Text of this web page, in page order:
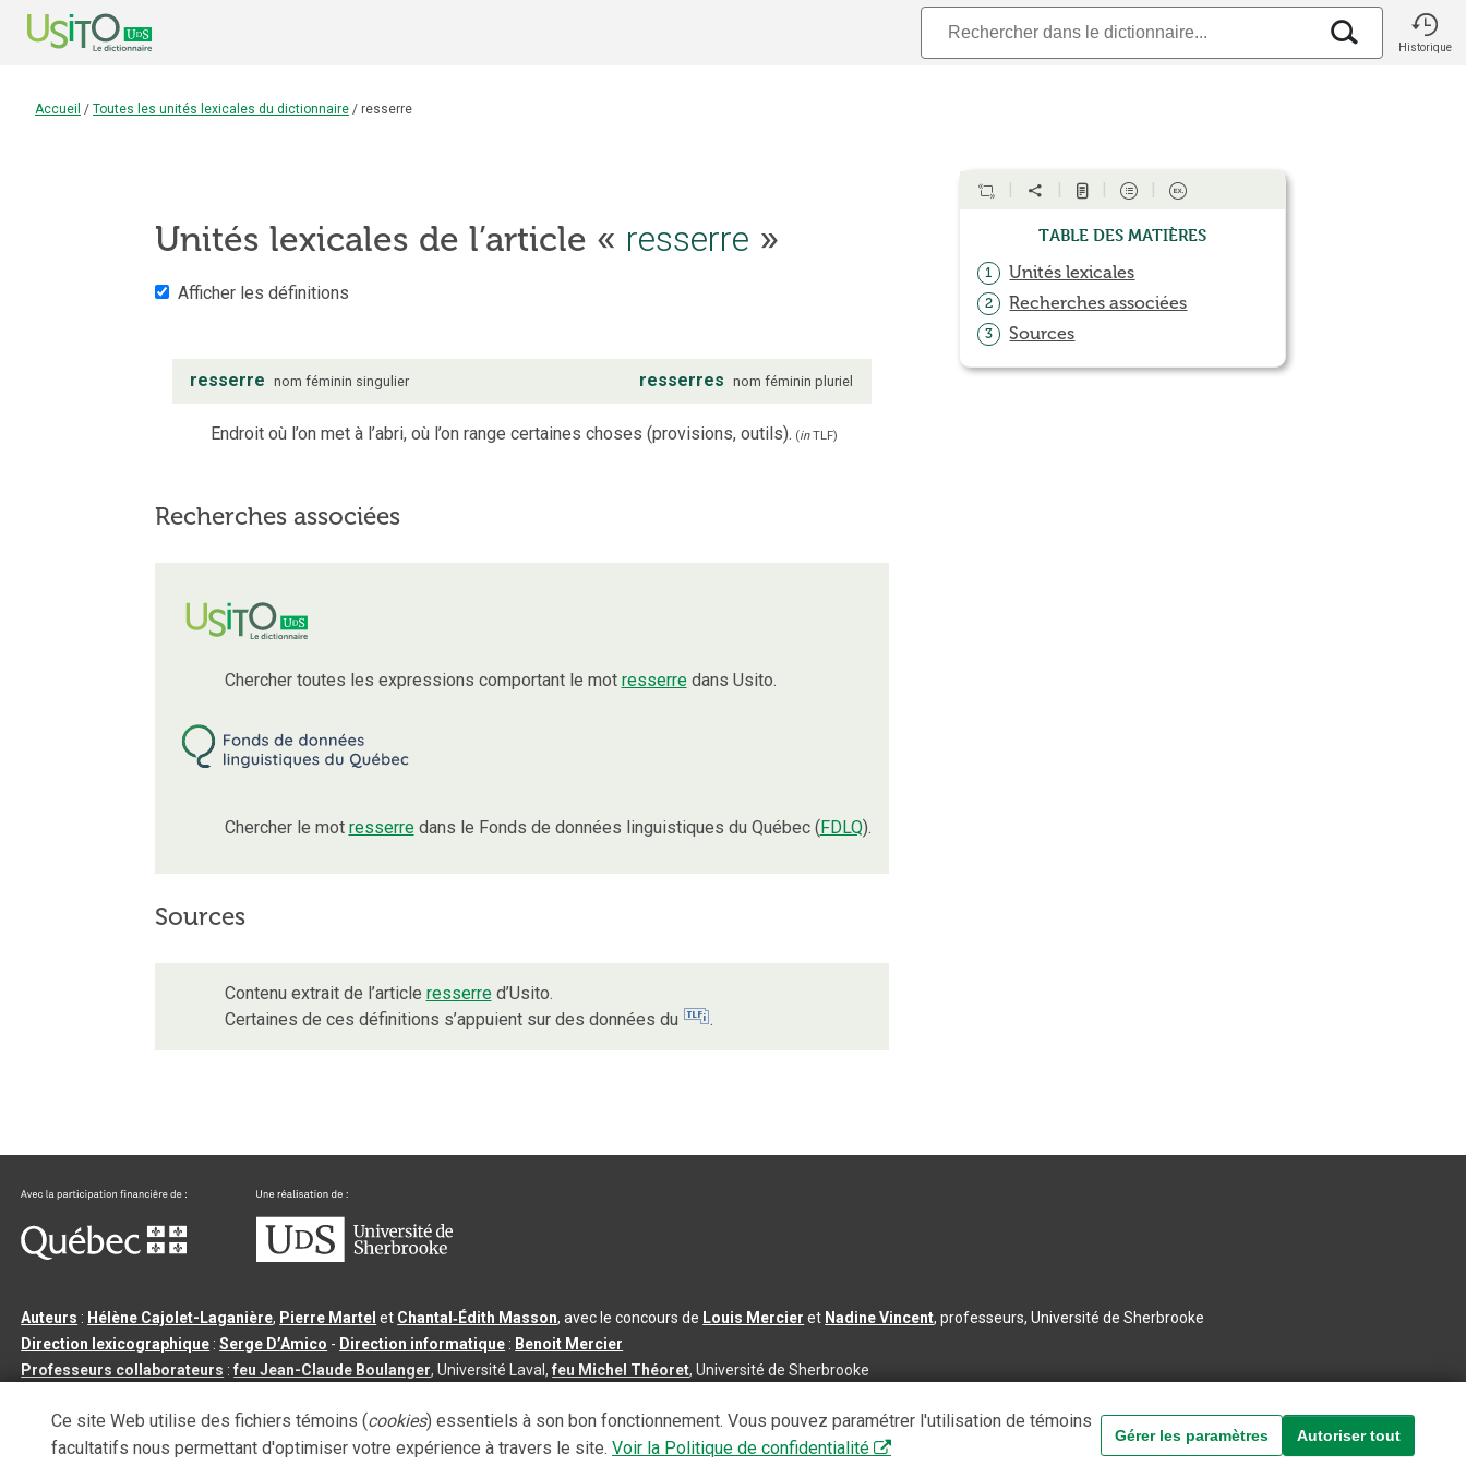
Historique
Accueil / Toutes les unités lexicales du dictionnaire / resserre
Unités lexicales de l’article « resserre »
Afficher les définitions
resserre nom féminin singulier resserres nom féminin pluriel
Endroit où l’on met à l’abri, où l’on range certaines choses (provisions, outils). (inTLF)
Recherches associées
Chercher toutes les expressions comportant le mot resserredans Usito.
Chercher le mot resserredans le Fonds de données linguistiques du Québec (FDLQ).
Sources
Contenu extrait de l’article resserred’Usito.
Certaines de ces définitions s’appuient sur des données du
.
Table des matières
1 Unités lexicales
2 Recherches associées
3 Sources
Auteurs : Hélène Cajolet-Laganière, Pierre Martel et Chantal‑Édith Masson, avec le concours de Louis Mercier et Nadine Vincent, professeurs, Université de Sherbrooke
Direction lexicographique :Serge D’Amico - Direction informatique : Benoit Mercier
Professeurs collaborateurs :feu Jean-Claude Boulanger, Université Laval,feu Michel Théoret, Université de Sherbrooke
Tous droits réservés©Université de Sherbrooke |3.2.2- Dernière mise à jour du contenu :2026-08-03
Ce site Web utilise des fichiers témoins (cookies) essentiels à son bon fonctionnement. Vous pouvez paramétrer l'utilisation de témoins
facultatifs nous permettant d'optimiser votre expérience à travers le site. Voir la Politique de confidentialité
Gérer les paramètres Autoriser tout